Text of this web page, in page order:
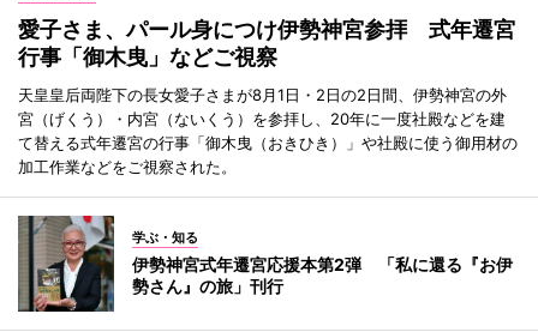
愛子さま、パール身につけ伊勢神宮参拝 式年遷宮
行事「御木曳」などご視察
天皇皇后両陛下の長女愛子さまが8月1日・2日の2日間、伊勢神宮の外
宮（げくう）・内宮（ないくう）を参拝し、20年に一度社殿などを建
て替える式年遷宮の行事「御木曳（おきひき）」や社殿に使う御用材の
加工作業などをご視察された。
学ぶ・知る
伊勢神宮式年遷宮応援本第2弾 「私に還る『お伊
勢さん』の旅」刊行